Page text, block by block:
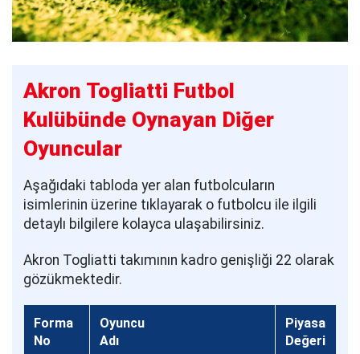
Akron Togliatti Futbol
Kulübünde Oynayan Diğer
Oyuncular
Aşağıdaki tabloda yer alan futbolcuların
isimlerinin üzerine tıklayarak o futbolcu ile ilgili
detaylı bilgilere kolayca ulaşabilirsiniz.
Akron Togliatti takımının kadro genişliği 22 olarak
gözükmektedir.
Forma
No
Oyuncu
Adı
Piyasa
Değeri